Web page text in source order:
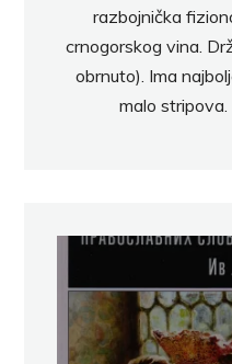
razbojnička
crnogorskog vina.
obrnuto). Ima
malo stripova.